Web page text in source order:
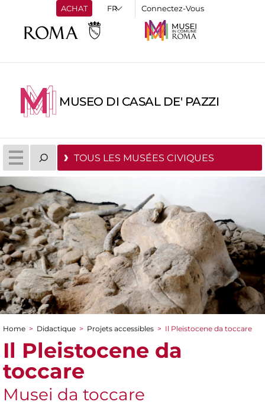
ACHAT Connectez-Vous
MUSEO DI CASAL DE' PAZZI
TOUS LES MUSÉES CIVIQUES
You are here
Home > Didactique > Projets accessibles > Il Pleistocene da toccare
Il Pleistocene da
toccare
Musei da toccare